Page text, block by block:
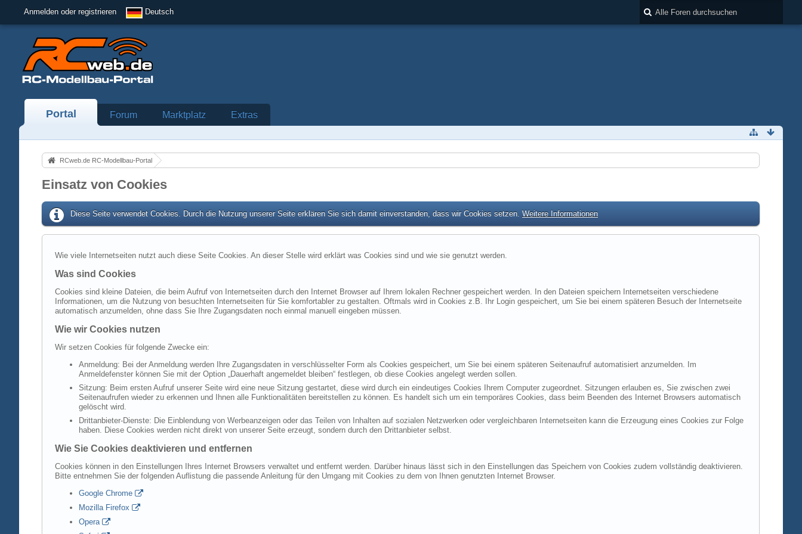
Anmelden oder registrieren Deutsch
Portal Forum Marktplatz Extras
RCweb.de RC-Modellbau-Portal
Einsatz von Cookies
Diese Seite verwendet Cookies. Durch die Nutzung unserer Seite erklären Sie sich damit einverstanden, dass wir Cookies setzen. Weitere Informationen
Wie viele Internetseiten nutzt auch diese Seite Cookies. An dieser Stelle wird erklärt was Cookies sind und wie sie genutzt werden.
Was sind Cookies
Cookies sind kleine Dateien, die beim Aufruf von Internetseiten durch den Internet Browser auf Ihrem lokalen Rechner gespeichert werden. In den Dateien speichern Internetseiten verschiedene
Informationen, um die Nutzung von besuchten Internetseiten für Sie komfortabler zu gestalten. Oftmals wird in Cookies z.B. Ihr Login gespeichert, um Sie bei einem späteren Besuch der Internetseite
automatisch anzumelden, ohne dass Sie Ihre Zugangsdaten noch einmal manuell eingeben müssen.
Wie wir Cookies nutzen
Wir setzen Cookies für folgende Zwecke ein:
Anmeldung: Bei der Anmeldung werden Ihre Zugangsdaten in verschlüsselter Form als Cookies gespeichert, um Sie bei einem späteren Seitenaufruf automatisiert anzumelden. Im
Anmeldefenster können Sie mit der Option „Dauerhaft angemeldet bleiben“ festlegen, ob diese Cookies angelegt werden sollen.
Sitzung: Beim ersten Aufruf unserer Seite wird eine neue Sitzung gestartet, diese wird durch ein eindeutiges Cookies Ihrem Computer zugeordnet. Sitzungen erlauben es, Sie zwischen zwei
Seitenaufrufen wieder zu erkennen und Ihnen alle Funktionalitäten bereitstellen zu können. Es handelt sich um ein temporäres Cookies, dass beim Beenden des Internet Browsers automatisch
gelöscht wird.
Drittanbieter-Dienste: Die Einblendung von Werbeanzeigen oder das Teilen von Inhalten auf sozialen Netzwerken oder vergleichbaren Internetseiten kann die Erzeugung eines Cookies zur Folge
haben. Diese Cookies werden nicht direkt von unserer Seite erzeugt, sondern durch den Drittanbieter selbst.
Wie Sie Cookies deaktivieren und entfernen
Cookies können in den Einstellungen Ihres Internet Browsers verwaltet und entfernt werden. Darüber hinaus lässt sich in den Einstellungen das Speichern von Cookies zudem vollständig deaktivieren.
Bitte entnehmen Sie der folgenden Auflistung die passende Anleitung für den Umgang mit Cookies zu dem von Ihnen genutzten Internet Browser.
Google Chrome
Mozilla Firefox
Opera